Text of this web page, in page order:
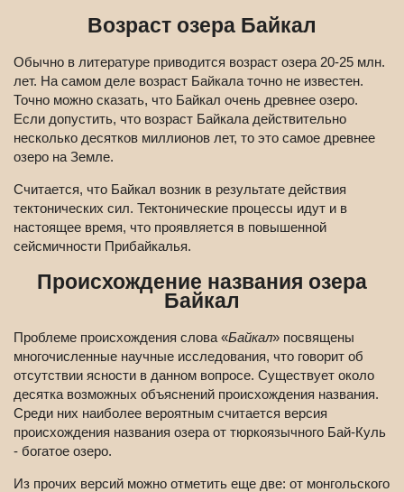
Возраст озера Байкал
Обычно в литературе приводится возраст озера 20-25 млн.
лет. На самом деле возраст Байкала точно не известен.
Точно можно сказать, что Байкал очень древнее озеро.
Если допустить, что возраст Байкала действительно
несколько десятков миллионов лет, то это самое древнее
озеро на Земле.
Считается, что Байкал возник в результате действия
тектонических сил. Тектонические процессы идут и в
настоящее время, что проявляется в повышенной
сейсмичности Прибайкалья.
Происхождение названия озера
Байкал
Проблеме происхождения слова «Байкал» посвящены
многочисленные научные исследования, что говорит об
отсутствии ясности в данном вопросе. Существует около
десятка возможных объяснений происхождения названия.
Среди них наиболее вероятным считается версия
происхождения названия озера от тюркоязычного Бай-Куль
- богатое озеро.
Из прочих версий можно отметить еще две: от монгольского